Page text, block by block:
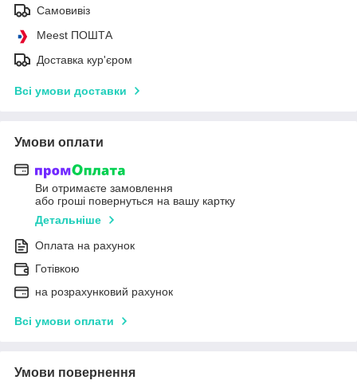
Самовивіз
Meest ПОШТА
Доставка кур'єром
Всі умови доставки
Умови оплати
Ви отримаєте замовлення
або гроші повернуться на вашу картку
Детальніше
Оплата на рахунок
Готівкою
на розрахунковий рахунок
Всі умови оплати
Умови повернення